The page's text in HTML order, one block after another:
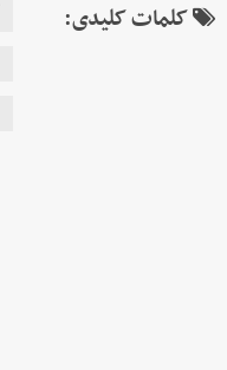
کلمات کلیدی: